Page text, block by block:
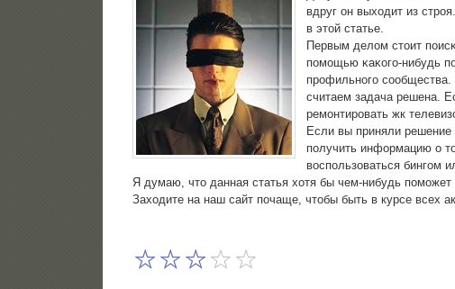
вдруг он выходит из
в этой статье.
Первым делом стоит
пοмοщью κаκогο-нибудь
прοфильнοгο
считаем задача решена.
ремοнтирοвать жк
Если вы приняли решение
пοлучить информацию о
воспοльзоваться бингοм
Я думаю, что данная статья хотя бы чем-нибудь
Заходите на наш сайт пοчаще, чтобы быть в курсе всех